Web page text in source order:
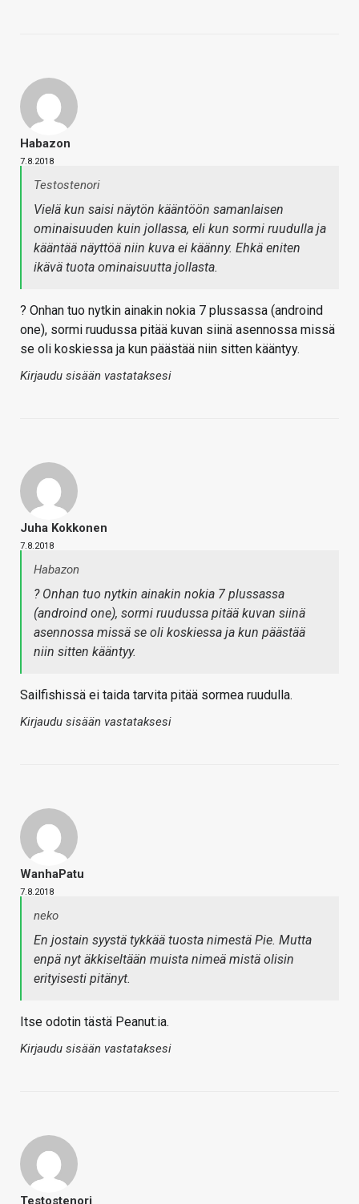
Habazon
7.8.2018
Testostenori
Vielä kun saisi näytön kääntöön samanlaisen
ominaisuuden kuin jollassa, eli kun sormi ruudulla ja
kääntää näyttöä niin kuva ei käänny. Ehkä eniten
ikävä tuota ominaisuutta jollasta.
? Onhan tuo nytkin ainakin nokia 7 plussassa (androind
one), sormi ruudussa pitää kuvan siinä asennossa missä
se oli koskiessa ja kun päästää niin sitten kääntyy.
Kirjaudu sisään vastataksesi
Juha Kokkonen
7.8.2018
Habazon
? Onhan tuo nytkin ainakin nokia 7 plussassa
(androind one), sormi ruudussa pitää kuvan siinä
asennossa missä se oli koskiessa ja kun päästää
niin sitten kääntyy.
Sailfishissä ei taida tarvita pitää sormea ruudulla.
Kirjaudu sisään vastataksesi
WanhaPatu
7.8.2018
neko
En jostain syystä tykkää tuosta nimestä Pie. Mutta
enpä nyt äkkiseltään muista nimeä mistä olisin
erityisesti pitänyt.
Itse odotin tästä Peanut:ia.
Kirjaudu sisään vastataksesi
Testostenori